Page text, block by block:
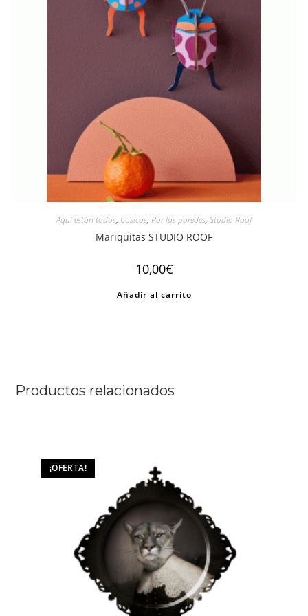
Aquí están todos, Cosicas, Por las paredes, Studio Roof
Mariquitas STUDIO ROOF
10,00€
Añadir al carrito
Productos relacionados
¡OFERTA!